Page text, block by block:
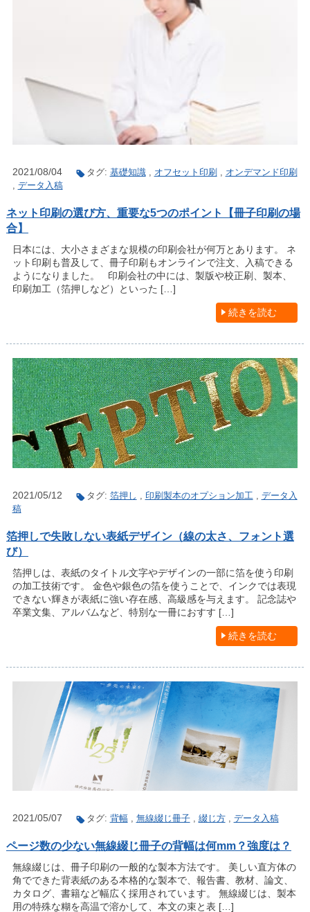
2021/08/04 タグ: 基礎知識, オフセット印刷
オンデマンド印刷
データ入稿
ネット印刷の選び方、重要な5つのポイント【冊子印刷の場
合】
日本には、大小さまざまな規模の印刷会社が何万とあります。 ネ
ット印刷も普及して、冊子印刷もオンラインで注文、入稿できる
ようになりました。 印刷会社の中には、製版や校正刷、製本、
印刷加工（箔押しなど）といった […]
続きを読む
2021/05/12 タグ: 箔押し 印刷製本のオプション加工
データ入
稿
箔押しで失敗しない表紙デザイン（線の太さ、フォント選
び）
箔押しは、表紙のタイトル文字やデザインの一部に箔を使う印刷
の加工技術です。 金色や銀色の箔を使うことで、インクでは表現
できない輝きが表紙に強い存在感、高級感を与えます。 記念誌や
卒業文集、アルバムなど、特別な一冊におすす […]
続きを読む
2021/05/07 タグ: 背幅, 無線綴じ冊子, 綴じ方, データ入稿
ページ数の少ない無線綴じ冊子の背幅は何mm？強度は？
無線綴じは、冊子印刷の一般的な製本方法です。 美しい直方体の
角でできた背表紙のある本格的な製本で、報告書、教材、論文、
カタログ、書籍など幅広く採用されています。 無線綴じは、製本
用の特殊な糊を高温で溶かして、本文の束と表 […]